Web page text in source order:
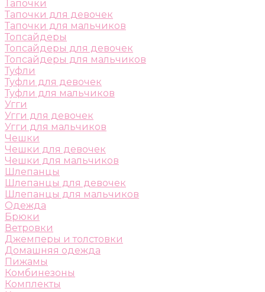
Тапочки
Тапочки для девочек
Тапочки для мальчиков
Топсайдеры
Топсайдеры для девочек
Топсайдеры для мальчиков
Туфли
Туфли для девочек
Туфли для мальчиков
Угги
Угги для девочек
Угги для мальчиков
Чешки
Чешки для девочек
Чешки для мальчиков
Шлепанцы
Шлепанцы для девочек
Шлепанцы для мальчиков
Одежда
Брюки
Ветровки
Джемперы и толстовки
Домашняя одежда
Пижамы
Комбинезоны
Комплекты